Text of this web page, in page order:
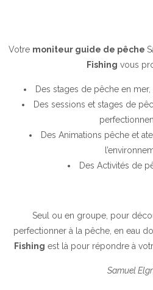
Votre moniteur guide de pêche
Fishing vous
Des stages de pêche en
Des sessions et stages de
Des Animations pêche et
Des Activités de
Seul ou en groupe, pour
perfectionner à la pêche, en eau
Fishing est là pour répondre à
Samuel